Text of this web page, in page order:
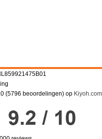
(5796 beoordelingen) op Kiyoh.com